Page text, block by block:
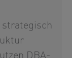
DBA-